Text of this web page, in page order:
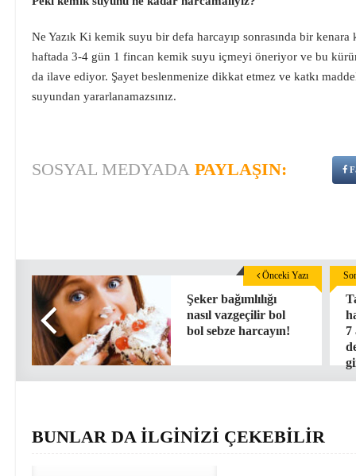
Ne Yazık Ki kemik suyu bir defa harcayıp sonrasında bir
haftada 3-4 gün 1 fincan kemik suyu içmeyi öneriyor ve bu
da ilave ediyor. Şayet beslenmenize dikkat etmez ve katkı
suyundan yararlanamazsınız.
SOSYAL MEDYADA PAYLAŞIN:
Şeker bağımlılığı
nasıl vazgeçilir bol
bol sebze harcayın!
Önceki Yazı
7
BUNLAR DA İLGİNİZİ ÇEKEBİLİR